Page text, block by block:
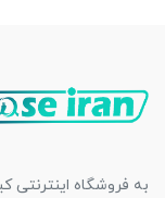
به فروشگاه